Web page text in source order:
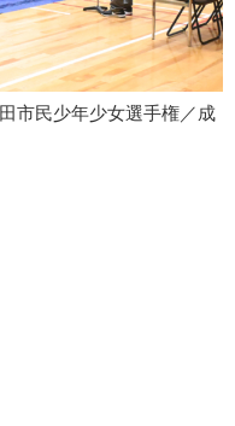
市民少年少女選手権／成